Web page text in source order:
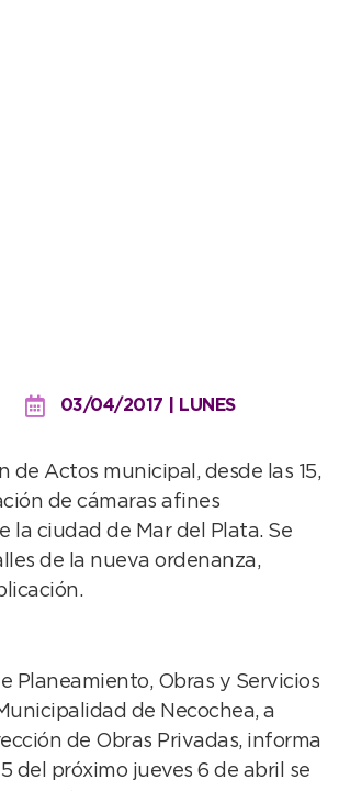
03/04/2017 | LUNES
de Actos municipal, desde las 15,
de cámaras afines
la ciudad de Mar del Plata. Se
de la nueva ordenanza,
Planeamiento, Obras y Servicios
de Necochea, a
de Obras Privadas, informa
del próximo jueves 6 de abril se